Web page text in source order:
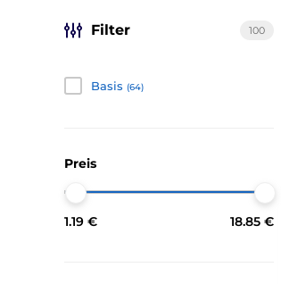
Filter 100
Basis (64)
Preis
1.19 € 18.85 €